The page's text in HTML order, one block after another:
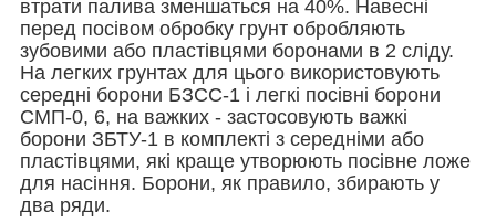
втрати палива зменшаться на 40%. Навесні
перед посівом обробку грунт обробляють
зубовими або пластівцями боронами в 2 сліду.
На легких грунтах для цього використовують
середні борони БЗСС-1 і легкі посівні борони
СМП-0, 6, на важких - застосовують важкі
борони ЗБТУ-1 в комплекті з середніми або
пластівцями, які краще утворюють посівне ложе
для насіння. Борони, як правило, збирають у
два ряди.